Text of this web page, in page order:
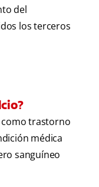
del
los terceros
como trastorno
médica
sanguíneo